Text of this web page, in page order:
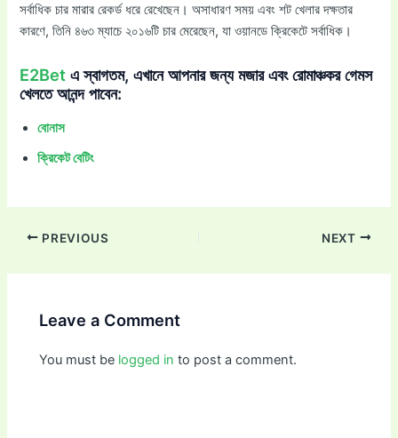
সর্বাধিক চার মারার রেকর্ড ধরে রেখেছেন। অসাধারণ সময় এবং শট খেলার দক্ষতার
কারণে, তিনি ৪৬৩ ম্যাচে ২০১৬টি চার মেরেছেন, যা ওয়ানডে ক্রিকেটে সর্বাধিক।
E2Bet এ স্বাগতম, এখানে আপনার জন্য মজার এবং রোমাঞ্চকর গেমস
খেলতে আনন্দ পাবেন:
বোনাস
ক্রিকেট বেটিং
PREVIOUS NEXT
Leave a Comment
You must be logged in to post a comment.